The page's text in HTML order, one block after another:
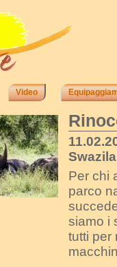
Video
Per chi
parco
siamo i
tutti per